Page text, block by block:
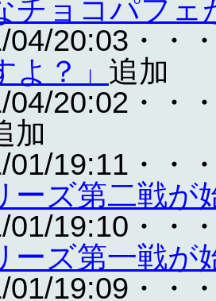
チョコパフェ
04/20:03・・
よ？」 追加
04/20:02・・
加
01/19:11・・
ーズ第二戦が
01/19:10・・
ーズ第一戦が
01/19:09・・